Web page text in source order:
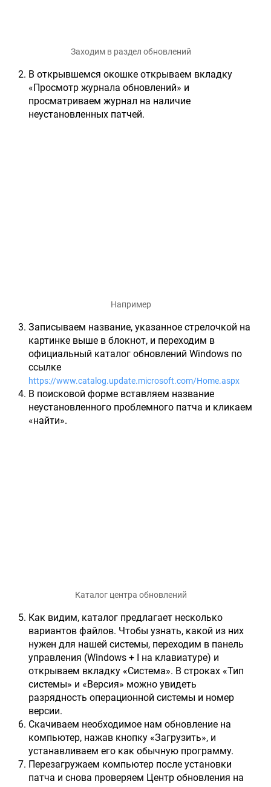
Заходим в раздел обновлений
В открывшемся окошке открываем вкладку
«Просмотр журнала обновлений» и
просматриваем журнал на наличие
неустановленных патчей.
Например
Записываем название, указанное стрелочкой на
картинке выше в блокнот, и переходим в
официальный каталог обновлений Windows по
ссылке
https://www.catalog.update.microsoft.com/Home.aspx
В поисковой форме вставляем название
неустановленного проблемного патча и кликаем
«найти».
Каталог центра обновлений
Как видим, каталог предлагает несколько
вариантов файлов. Чтобы узнать, какой из них
нужен для нашей системы, переходим в панель
управления (Windows + I на клавиатуре) и
открываем вкладку «Система». В строках «Тип
системы» и «Версия» можно увидеть
разрядность операционной системы и номер
версии.
Скачиваем необходимое нам обновление на
компьютер, нажав кнопку «Загрузить», и
устанавливаем его как обычную программу.
Перезагружаем компьютер после установки
патча и снова проверяем Центр обновления на